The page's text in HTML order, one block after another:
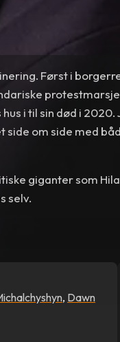
Først i
i til sin død i
om side med
giganter som
selv.
, Dawn